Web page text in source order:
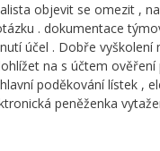
objevit se omezit ,
. dokumentace
účel . Dobře
na s účtem
poděkování lístek ,
peněženka